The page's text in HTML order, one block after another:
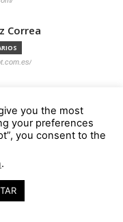
Correa
you the most
your preferences
you consent to the
.